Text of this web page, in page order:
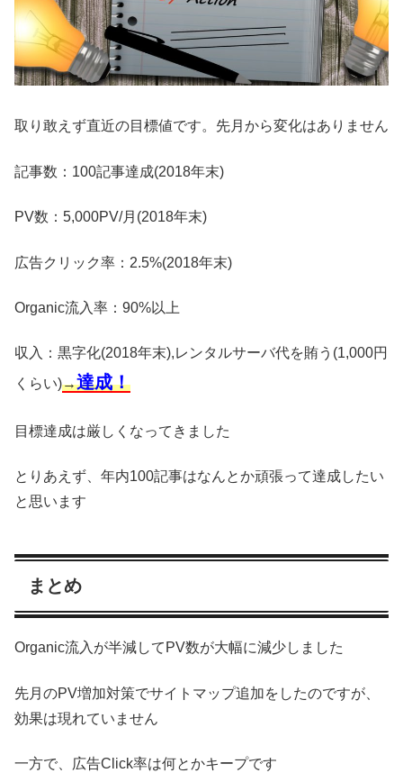
取り敢えず直近の目標値です。先月から変化はありません
記事数：100記事達成(2018年末)
PV数：5,000PV/月(2018年末)
広告クリック率：2.5%(2018年末)
Organic流入率：90%以上
収入：黒字化(2018年末),レンタルサーバ代を賄う(1,000円
くらい)→達成！
目標達成は厳しくなってきました
とりあえず、年内100記事はなんとか頑張って達成したい
と思います
まとめ
Organic流入が半減してPV数が大幅に減少しました
先月のPV増加対策でサイトマップ追加をしたのですが、
効果は現れていません
一方で、広告Click率は何とかキープです